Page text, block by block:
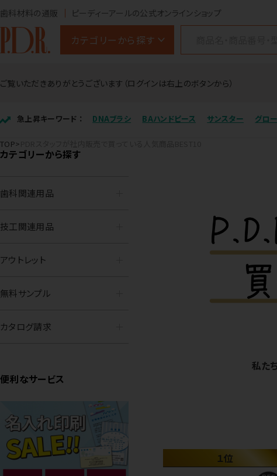
歯科材料の通販 ピーディーアールの公式オンラインショップ
カテゴリーから探す
ご覧いただきありがとうございます（ログインは右上のボタンから）
急上昇キーワード ： DNAブラシ BAハンドピース サンスター グロ
TOP
カテゴリーから探す
歯科関連用品
技工関連用品
アウトレット
無料サンプル
カタログ請求
便利なサービス
私た
１位